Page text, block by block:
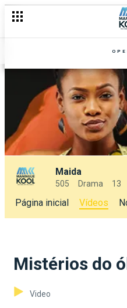
Maida
505 Drama 13
Página inicial Vídeos
Mistérios do
Video